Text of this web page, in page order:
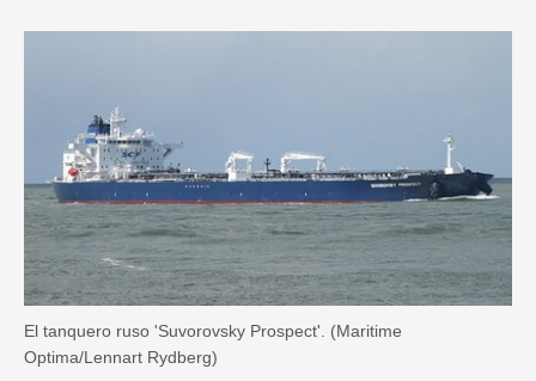
El tanquero ruso 'Suvorovsky Prospect'. (Maritime
Optima/Lennart Rydberg)